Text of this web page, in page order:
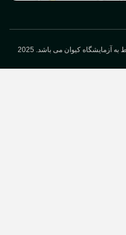
کیوان می باشد. 2025